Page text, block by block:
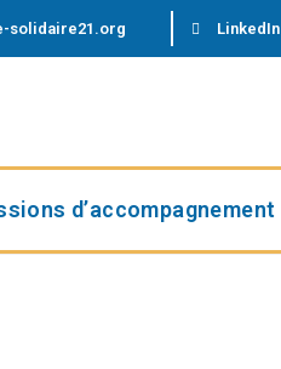
solidaire21.org LinkedIn
d’accompagnement